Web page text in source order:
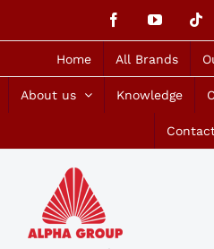
FacebookYouTube
Home All Brands
About us Knowledge